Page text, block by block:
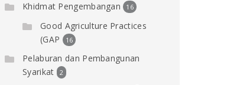
Khidmat Pengembangan 16
Good Agriculture Practices
(GAP
16
Pelaburan dan Pembangunan
Syarikat
2